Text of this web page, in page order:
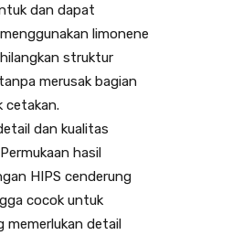
dan dapat
limonene
struktur
merusak bagian
cetakan.
dan kualitas
hasil
HIPS cenderung
cocok untuk
memerlukan detail